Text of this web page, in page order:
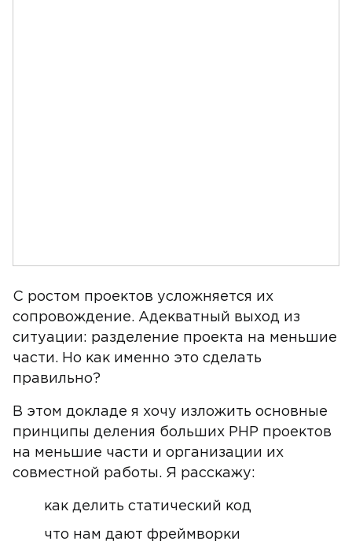
С ростом проектов усложняется их
сопровождение. Адекватный выход из
ситуации: разделение проекта на меньшие
части. Но как именно это сделать
правильно?
В этом докладе я хочу изложить основные
принципы деления больших PHP проектов
на меньшие части и организации их
совместной работы. Я расскажу:
как делить статический код
что нам дают фреймворки